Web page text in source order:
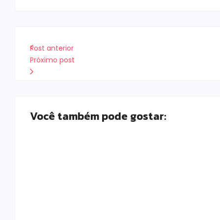
Post anterior
Próximo post
Você também pode gostar: